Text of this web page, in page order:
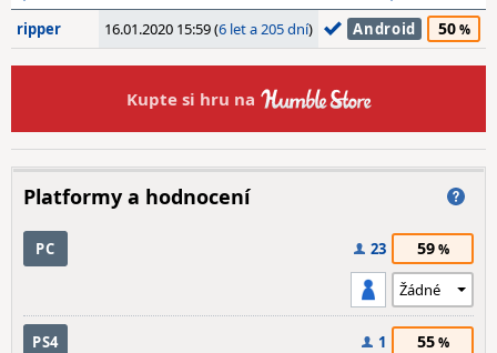
ripper
16.01.2020 15:59 (6 let a 205 dní) Android 50
Kupte si hru na
Platformy a hodnocení
PC 23 59
PS4 1 55